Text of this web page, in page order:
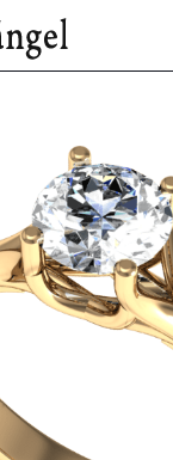
Joyas Únicas
Blog
Contacto